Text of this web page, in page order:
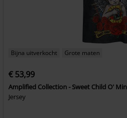
Bijna uitverkocht Grote maten
€ 53,99
Amplified Collection - Sweet Child O'
Jersey